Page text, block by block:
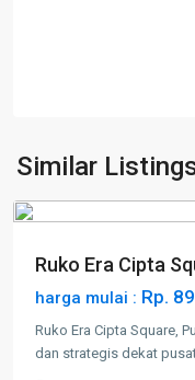
Similar
Kabil
Ruko Era Cipta
harga mulai : Rp.
Ruko Era Cipta Square,
dan strategis dekat